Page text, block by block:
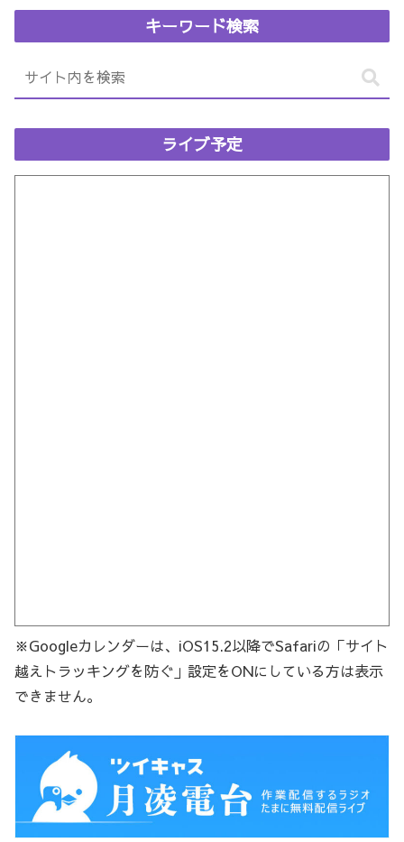
キーワード検索
ライブ予定
※Googleカレンダーは、iOS15.2以降でSafariの「サイト
越えトラッキングを防ぐ」設定をONにしている方は表示
できません。